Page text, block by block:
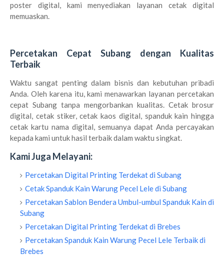
poster digital, kami menyediakan layanan cetak digital
memuaskan.
Percetakan Cepat Subang dengan Kualitas
Terbaik
Waktu sangat penting dalam bisnis dan kebutuhan pribadi
Anda. Oleh karena itu, kami menawarkan layanan percetakan
cepat Subang tanpa mengorbankan kualitas. Cetak brosur
digital, cetak stiker, cetak kaos digital, spanduk kain hingga
cetak kartu nama digital, semuanya dapat Anda percayakan
kepada kami untuk hasil terbaik dalam waktu singkat.
Kami Juga Melayani:
Percetakan Digital Printing Terdekat di Subang
Cetak Spanduk Kain Warung Pecel Lele di Subang
Percetakan Sablon Bendera Umbul-umbul Spanduk Kain di
Subang
Percetakan Digital Printing Terdekat di Brebes
Percetakan Spanduk Kain Warung Pecel Lele Terbaik di
Brebes